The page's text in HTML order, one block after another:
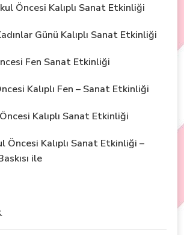
Öncesi Kalıplı Sanat Etkinliği
Günü Kalıplı Sanat Etkinliği
Fen Sanat Etkinliği
Kalıplı Fen – Sanat Etkinliği
Kalıplı Sanat Etkinliği
Öncesi Kalıplı Sanat Etkinliği –
ile